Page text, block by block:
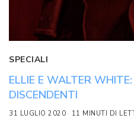
SPECIALI
ELLIE E WALTER
DISCENDENTI
31 LUGLIO 2020 11 MINUTI DI